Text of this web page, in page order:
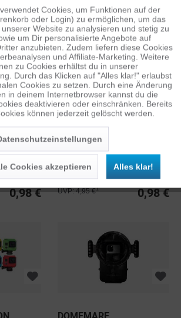
59,95 €
GOPRO HERO3-4 FLOATY
BACKDOOR
9,98 €
UVP: 19,95 € 1
0,98 €
XSORIES TUXSEDO LITE
0,98 €
UVP: 4,95 €1
Aktiv
Inaktiv
Inaktiv
Inaktiv
Cookies, um Funktionen auf der
oder Login) zu ermöglichen, um das
Website zu analysieren und stetig zu
um Dir personalisierte Angebote auf
anzubieten. Zudem liefern diese Cookies
und Affiliate-Marketing. Weitere
zu Cookies erhältst du in unserer
Durch das Klicken auf "Alles klar!" erlaubst
Cookies zu setzen. Durch eine Änderung
in deinem Internetbrowser kannst du die
deaktivieren oder einschränken. Bereits
können jederzeit gelöscht werden.
Cookies akzeptieren Alles klar!